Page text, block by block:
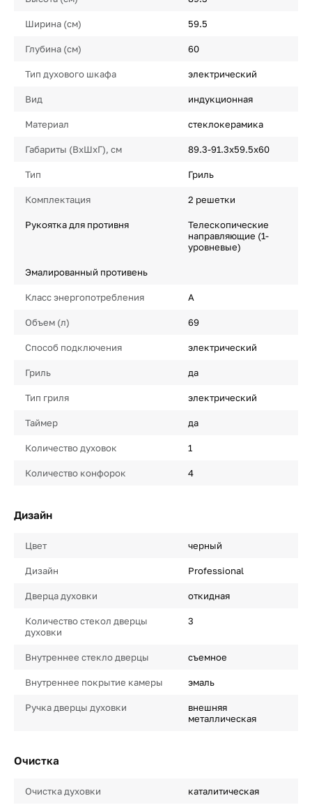
Ширина (см) 59.5
Глубина (см) 60
Тип духового шкафа электрический
Вид индукционная
Материал стеклокерамика
Габариты (ВхШхГ), см 89.3-91.3х59.5х60
Тип Гриль
Комплектация 2 решетки
Рукоятка для противня
Телескопические
направляющие (1-
уровневые)
Эмалированный противень
Класс энергопотребления A
Объем (л) 69
Способ подключения электрический
Гриль да
Тип гриля электрический
Таймер да
Количество духовок 1
Количество конфорок 4
Дизайн
Цвет черный
Дизайн Professional
Дверца духовки откидная
Количество стекол дверцы
духовки
3
Внутреннее стекло дверцы съемное
Внутреннее покрытие камеры эмаль
Ручка дверцы духовки
внешняя
металлическая
Очистка
Очистка духовки каталитическая